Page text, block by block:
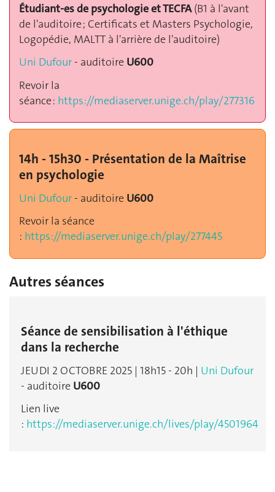
Étudiant-es de psychologie et TECFA(B1 à l'avant
de l'auditoire ; Certificats et Masters Psychologie,
Logopédie, MALTT à l'arrière de l'auditoire)
Uni Dufour- auditoire U600
Revoir la
séance : https://mediaserver.unige.ch/play/277316
14h - 15h30 - Présentation de la Maîtrise
en psychologie
Uni Dufour- auditoire U600
Revoir la séance
: https://mediaserver.unige.ch/play/277445
Autres séances
Séance de sensibilisation à l'éthique
dans la recherche
JEUDI 2 OCTOBRE 2025 | 18h15 - 20h | Uni Dufour
- auditoire U600
Lien live
: https://mediaserver.unige.ch/lives/play/4501964